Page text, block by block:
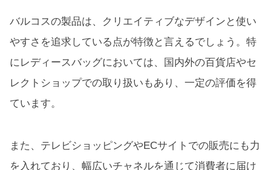
バルコスの製品は、クリエイティブなデザインと使い
やすさを追求している点が特徴と言えるでしょう。特
にレディースバッグにおいては、国内外の百貨店やセ
レクトショップでの取り扱いもあり、一定の評価を得
ています。
また、テレビショッピングやECサイトでの販売にも力
を入れており、幅広いチャネルを通じて消費者に届け